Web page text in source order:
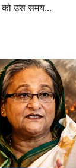
को उस समय...